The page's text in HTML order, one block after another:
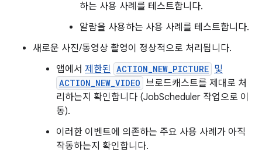
하는 사용 사례를 테스트합니다.
알람을 사용하는 사용 사례를 테스트합니다.
새로운 사진/동영상 촬영이 정상적으로 처리됩니다.
앱에서 제한된 ACTION_NEW_PICTURE 및
ACTION_NEW_VIDEO 브로드캐스트를 제대로 처
리하는지 확인합니다 (JobScheduler 작업으로 이
동).
이러한 이벤트에 의존하는 주요 사용 사례가 아직
작동하는지 확인합니다.